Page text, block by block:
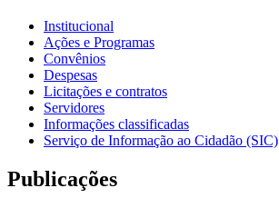
Institucional
Ações e Programas
Convênios
Despesas
Licitações e contratos
Servidores
Informações classificadas
Serviço de Informação ao Cidadão (SIC)
Publicações